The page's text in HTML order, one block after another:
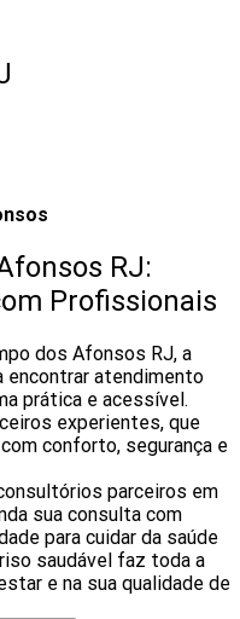
RJ:
Profissionais
dos Afonsos RJ, a
encontrar atendimento
prática e acessível.
experientes, que
conforto, segurança e
parceiros em
sua consulta com
para cuidar da saúde
saudável faz toda a
e na sua qualidade de